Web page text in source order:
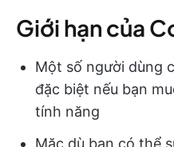
Giới hạn của
Một số người dùng
đặc biệt nếu bạn
tính năng
Mặc dù bạn có thể